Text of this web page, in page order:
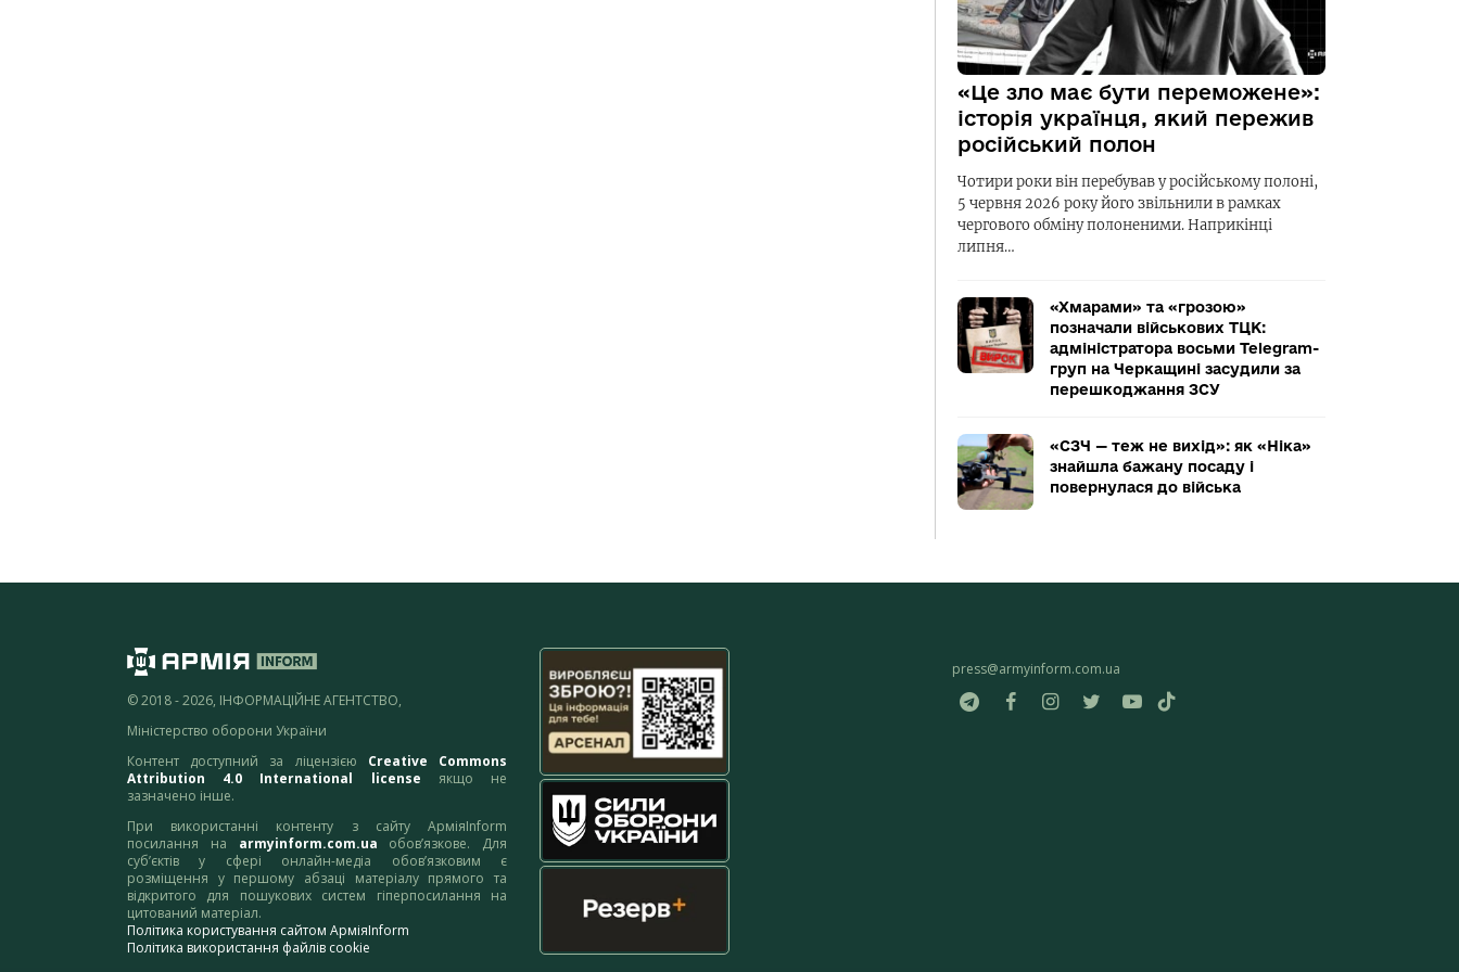
«Це зло має бути переможене»:
історія українця, який пережив
російський полон
Чотири роки він перебував у російському полоні,
5 червня 2026 року його звільнили в рамках
чергового обміну полоненими. Наприкінці
липня…
«Хмарами» та «грозою»
позначали військових ТЦК:
адміністратора восьми Telegram-
груп на Черкащині засудили за
перешкоджання ЗСУ
«СЗЧ — теж не вихід»: як «Ніка»
знайшла бажану посаду і
повернулася до війська
© 2018 - 2026, ІНФОРМАЦІЙНЕ АГЕНТСТВО,
Міністерство оборони України
Контент доступний за ліцензією Creative Commons
Attribution 4.0 International license якщо не
зазначено інше.
При використанні контенту з сайту АрміяInform
посилання на armyinform.com.ua обов’язкове. Для
суб’єктів у сфері онлайн-медіа обов’язковим є
розміщення у першому абзаці матеріалу прямого та
відкритого для пошукових систем гіперпосилання на
цитований матеріал.
Політика користування сайтом АрміяInform
Політика використання файлів cookie
press@armyinform.com.ua